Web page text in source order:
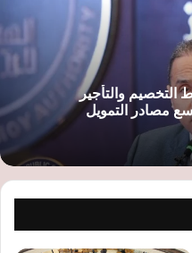
التخصيم والتأجير
مصادر التمويل